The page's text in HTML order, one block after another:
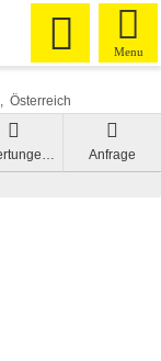
Menu
Österreich
Bewertungen Anfrage